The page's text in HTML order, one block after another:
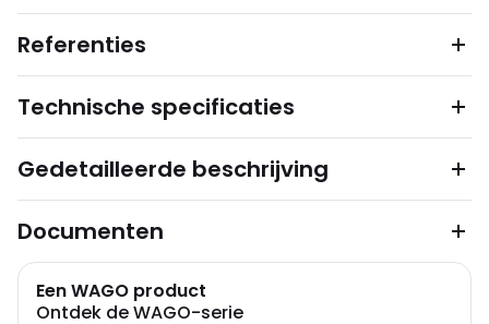
Referenties
Technische specificaties
Gedetailleerde beschrijving
Documenten
Een WAGO product
Ontdek de WAGO-serie